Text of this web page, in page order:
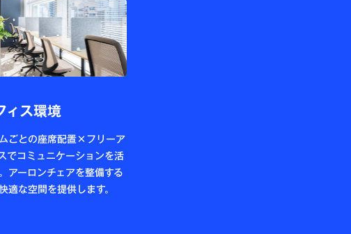
ィス環境
ごとの座席配置×フリーア
スでコミュニケーションを活
アーロンチェアを整備する
適な空間を提供します。